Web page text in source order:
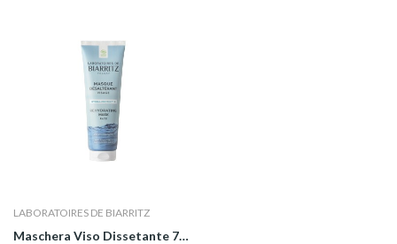
LABORATOIRES DE BIARRITZ
Maschera Viso Dissetante 75 ml